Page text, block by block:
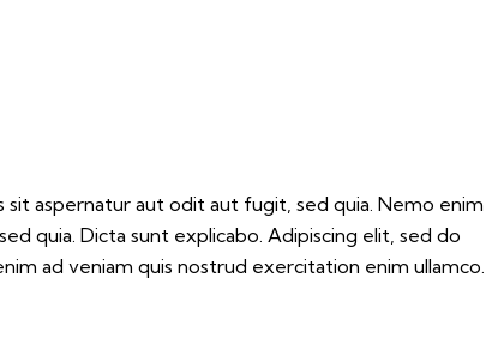
aspernatur aut odit aut fugit, sed quia. Nemo enim
quia. Dicta sunt explicabo. Adipiscing elit, sed do
ad veniam quis nostrud exercitation enim ullamco.